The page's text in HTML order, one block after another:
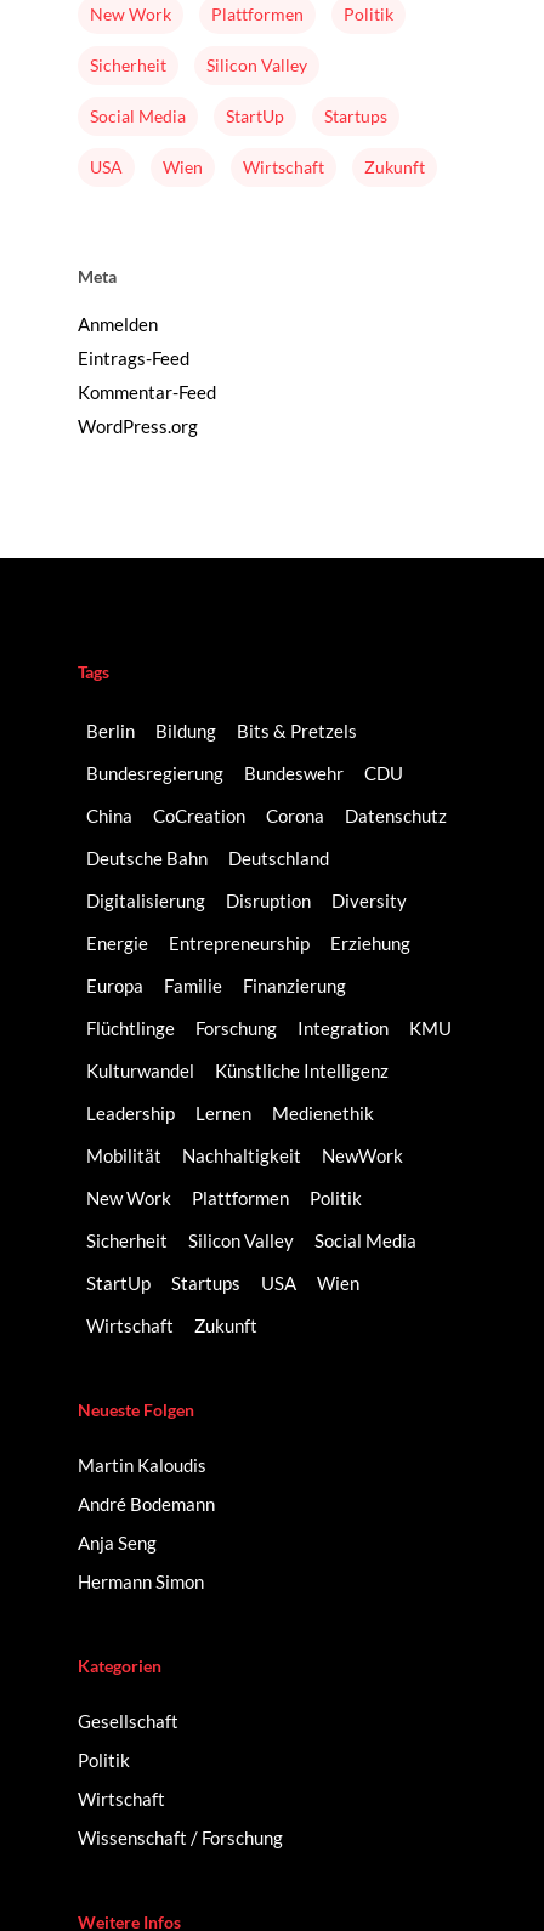
New Work Plattformen Politik
Sicherheit Silicon Valley
Social Media StartUp Startups
USA Wien Wirtschaft Zukunft
Meta
Anmelden
Eintrags-Feed
Kommentar-Feed
WordPress.org
Tags
Berlin Bildung
Bits & Pretzels
Bundesregierung
Bundeswehr
CDU
China
CoCreation Corona
Datenschutz
Deutsche Bahn
Deutschland
Digitalisierung
Disruption
Diversity
Energie
Entrepreneurship
Erziehung
Europa
Familie
Finanzierung
Flüchtlinge
Forschung Integration
KMU
Kulturwandel
Künstliche Intelligenz
Leadership
Lernen
Medienethik
Mobilität
Nachhaltigkeit
NewWork
New Work
Plattformen
Politik
Sicherheit
Silicon Valley
Social Media
StartUp
Startups USA
Wien
Wirtschaft
Zukunft
Neueste Folgen
Martin Kaloudis
André Bodemann
Anja Seng
Hermann Simon
Kategorien
Gesellschaft
Politik
Wirtschaft
Wissenschaft / Forschung
Weitere Infos